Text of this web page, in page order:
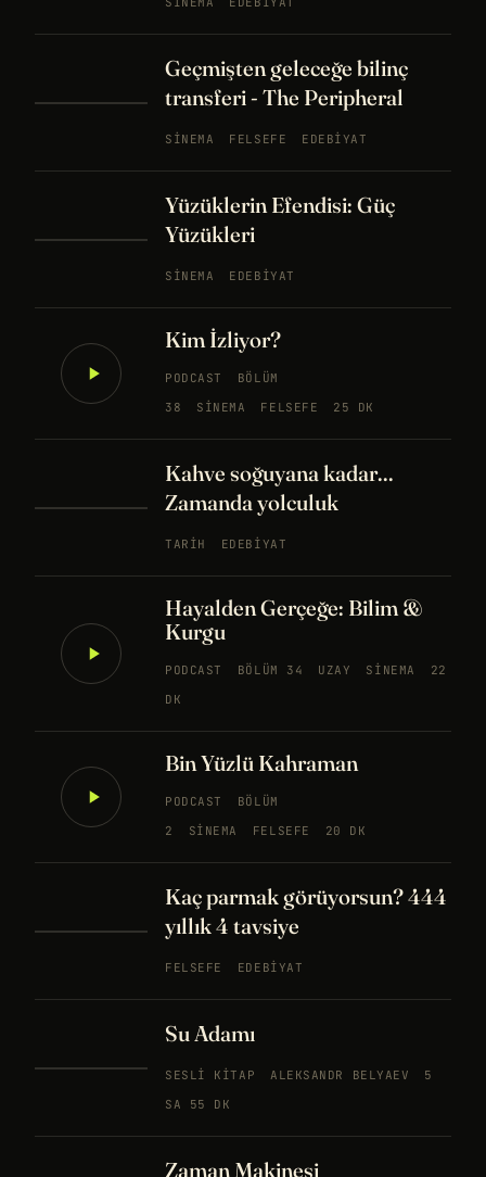
Geçmişten geleceğe bilinç
transferi - The Peripheral
SINEMA FELSEFE EDEBIYAT
Yüzüklerin Efendisi: Güç
Yüzükleri
SINEMA EDEBIYAT
Kim İzliyor?
PODCAST
BÖLÜM
38
SINEMA FELSEFE 25 DK
Kahve soğuyana kadar...
Zamanda yolculuk
TARIH EDEBIYAT
Hayalden Gerçeğe: Bilim &
Kurgu
PODCAST BÖLÜM 34 UZAY SINEMA
22
DK
Bin Yüzlü Kahraman
PODCAST
BÖLÜM
2
SINEMA FELSEFE 20 DK
Kaç parmak görüyorsun? 444
yıllık 4 tavsiye
FELSEFE EDEBIYAT
Su Adamı
SESLI KITAP ALEKSANDR BELYAEV
5
SA 55 DK
Zaman Makinesi